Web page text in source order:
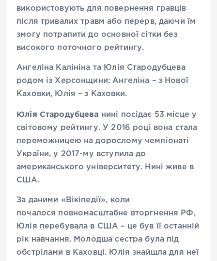
використовують для повернення гравців
після тривалих травм або перерв, даючи їм
змогу потрапити до основної сітки без
високого поточного рейтингу.
Ангеліна Калініна та Юлія Стародубцева
родом із Херсонщини: Ангеліна – з Нової
Каховки, Юлія – з Каховки.
Юлія Стародубцева нині посідає 53 місце у
світовому рейтингу. У 2016 році вона стала
переможницею на дорослому чемпіонаті
України, у 2017-му вступила до
американського університету. Нині живе в
США.
За даними «Вікіпедії», коли
почалося повномасштабне вторгнення РФ,
Юлія перебувала в США – це був її останній
рік навчання. Молодша сестра була під
обстрілами в Каховці. Юлія знайшла для неї